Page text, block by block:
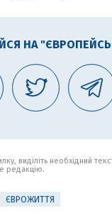
НА
виділіть необхідний
редакцію.
ЄВРОЖИТТЯ